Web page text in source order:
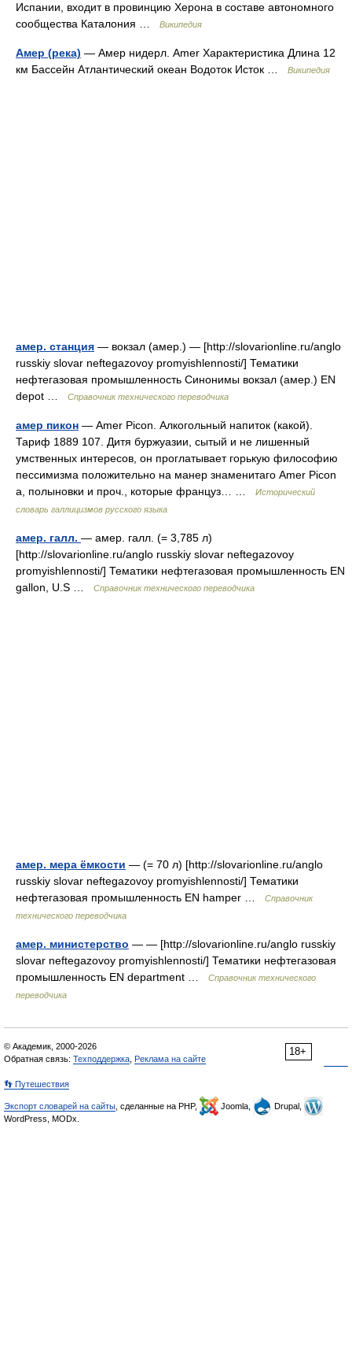
Испании, входит в провинцию Херона в составе автономного
сообщества Каталония …
Википедия
Амер (река) — Амер нидерл. Amer Характеристика Длина 12
км Бассейн Атлантический океан Водоток Исток …
Википедия
амер. станция — вокзал (амер.) — [http://slovarionline.ru/anglo
russkiy slovar neftegazovoy promyishlennosti/] Тематики
нефтегазовая промышленность Синонимы вокзал (амер.) EN
depot …
Справочник технического переводчика
амер пикон — Amer Picon. Алкогольный напиток (какой).
Тариф 1889 107. Дитя буржуазии, сытый и не лишенный
умственных интересов, он проглатывает горькую философию
пессимизма положительно на манер знаменитаго Amer Picon
а, полыновки и проч., которые француз… …
Исторический
словарь галлицизмов русского языка
амер. галл. — амер. галл. (= 3,785 л)
[http://slovarionline.ru/anglo russkiy slovar neftegazovoy
promyishlennosti/] Тематики нефтегазовая промышленность EN
gallon, U.S …
Справочник технического переводчика
амер. мера ёмкости — (= 70 л) [http://slovarionline.ru/anglo
russkiy slovar neftegazovoy promyishlennosti/] Тематики
нефтегазовая промышленность EN hamper …
Справочник
технического переводчика
амер. министерство — — [http://slovarionline.ru/anglo russkiy
slovar neftegazovoy promyishlennosti/] Тематики нефтегазовая
промышленность EN department …
Справочник технического
переводчика
18+
© Академик, 2000-2026
Обратная связь: Техподдержка Реклама на сайте
👣 Путешествия
Экспорт словарей на сайты , сделанные на PHP, Joomla,
Drupal,
WordPress, MODx.